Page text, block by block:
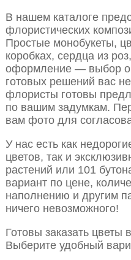
В нашем каталоге
флористических
Простые монобукеты,
коробках, сердца из
оформление — выбор
готовых решений вас
флористы готовы
по вашим задумкам.
вам фото для
У нас есть как
цветов, так и
растений или 101
вариант по цене,
наполнению и другим
ничего невозможного!
Готовы заказать цветы
Выберите удобный